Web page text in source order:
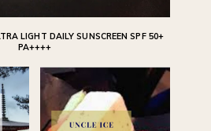
LIGHT DAILY SUNSCREEN SPF 50+
PA++++